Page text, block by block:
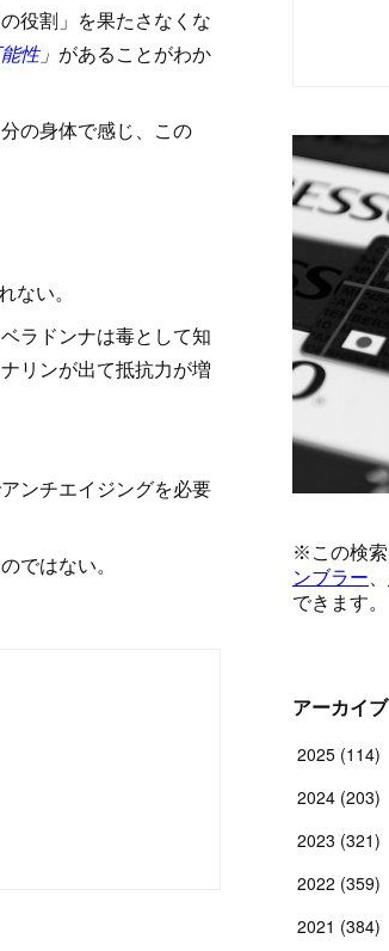
役割」を果たさなくな
性」 があることがわか
の身体で感じ、この
い。
ラドンナは毒として知
リンが出て抵抗力が増
ンチエイジングを必要
はない。
アーカイブ
2025 (114)
(1)
(8)
(6)
(9)
2024 (203)
(24)
(10)
(18)
2023 (321)
(25)
(17)
2022 (359)
(42)
2021 (384)